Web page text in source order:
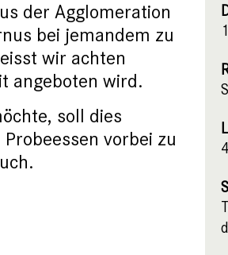
der Agglomeration
bei jemandem zu
wir achten
angeboten wird.
soll dies
vorbei zu